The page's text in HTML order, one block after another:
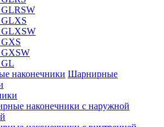
GLXSW
Шарнирные
наконечники с наружной